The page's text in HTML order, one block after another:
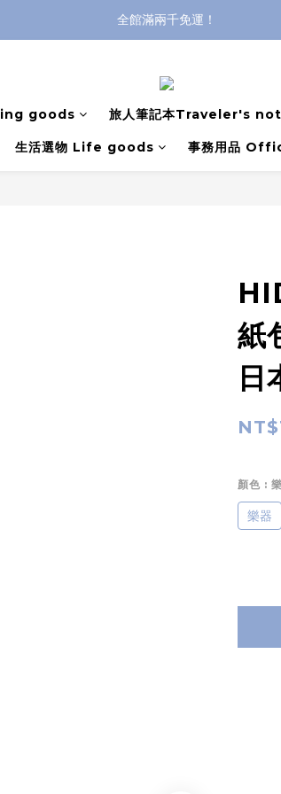
全館滿兩千免運！
登入購買，立即接收出貨通知
goods 旅人筆記本Traveler's
生活選物 Life goods 事務用品
紙
顏色 :
樂器